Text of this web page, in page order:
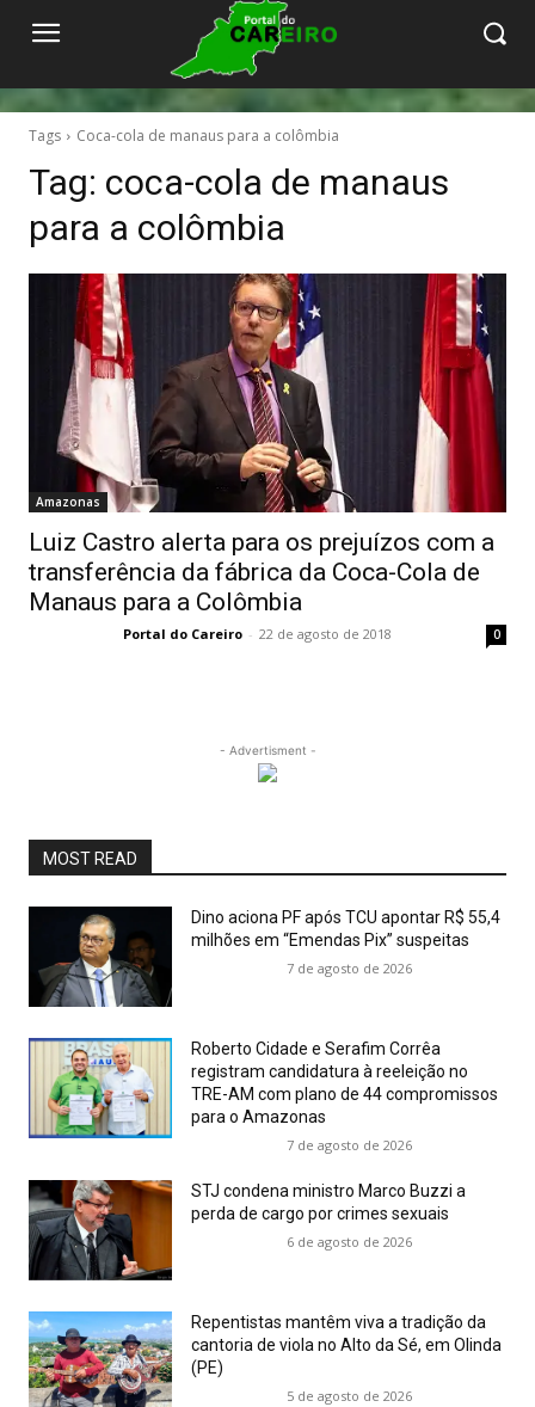
Tags Coca-cola de manaus para a colômbia
Tag: coca-cola de manaus
para a colômbia
Amazonas
Luiz Castro alerta para os prejuízos com a
transferência da fábrica da Coca-Cola de
Manaus para a Colômbia
Portal do Careiro - 22 de agosto de 2018 0
- Advertisment -
MOST READ
Dino aciona PF após TCU apontar R$ 55,4
milhões em “Emendas Pix” suspeitas
7 de agosto de 2026
Roberto Cidade e Serafim Corrêa
registram candidatura à reeleição no
TRE-AM com plano de 44 compromissos
para o Amazonas
7 de agosto de 2026
STJ condena ministro Marco Buzzi a
perda de cargo por crimes sexuais
6 de agosto de 2026
Repentistas mantêm viva a tradição da
cantoria de viola no Alto da Sé, em Olinda
(PE)
5 de agosto de 2026